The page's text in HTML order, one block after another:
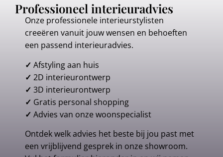
Professioneel interieuradvies
Onze professionele interieurstylisten
creeëren vanuit jouw wensen en behoeften
een passend interieuradvies.
✓ Afstyling aan huis
✓ 2D interieurontwerp
✓ 3D interieurontwerp
✓ Gratis personal shopping
✓ Advies van onze woonspecialist
Ontdek welk advies het beste bij jou past met
een vrijblijvend gesprek in onze showroom.